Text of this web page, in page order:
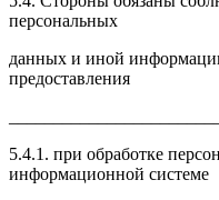
персональных
данных и иной
предоставления
5.4.1. при обработке
информационной системе